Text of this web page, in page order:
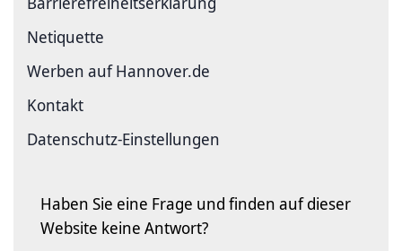
Netiquette
Werben auf Hannover.de
Kontakt
Datenschutz-Einstellungen
Haben Sie eine Frage und finden auf dieser
Website keine Antwort?